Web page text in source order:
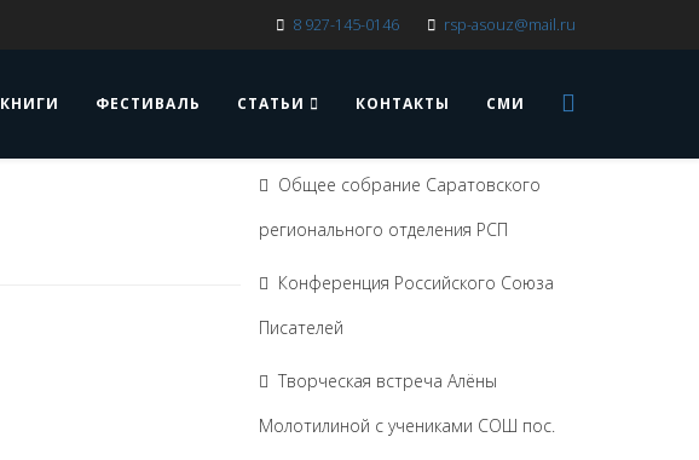
8 927-145-0146 rsp-asouz@mail.ru
КНИГИ ФЕСТИВАЛЬ СТАТЬИ КОНТАКТЫ СМИ
Общее собрание Саратовского
регионального отделения РСП
Конференция Российского Союза
Писателей
Творческая встреча Алёны
Молотилиной с учениками СОШ пос.